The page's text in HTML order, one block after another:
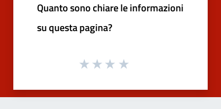
Quanto sono chiare le informazioni
su questa pagina?